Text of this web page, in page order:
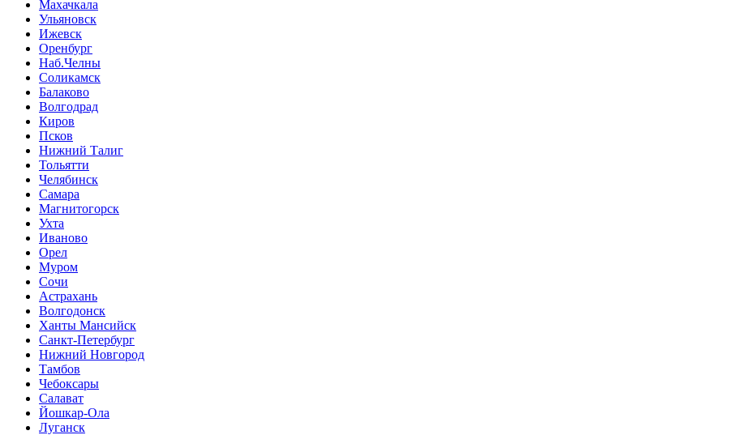
Махачкала
Ульяновск
Ижевск
Оренбург
Наб.Челны
Соликамск
Балаково
Волгодрад
Киров
Псков
Нижний Талиг
Тольятти
Челябинск
Самара
Магнитогорск
Ухта
Иваново
Орел
Муром
Сочи
Астрахань
Волгодонск
Ханты Мансийск
Санкт-Петербург
Нижний Новгород
Тамбов
Чебоксары
Салават
Йошкар-Ола
Луганск